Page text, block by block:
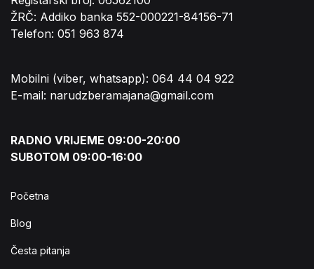
ŽRČ: Addiko banka 552-000221-84156-71
Telefon: 051 963 874
Mobilni (viber, whatsapp): 064 44 04 922
E-mail: narudzberamajana@gmail.com
RADNO VRIJEME 09:00-20:00
SUBOTOM 09:00-16:00
Početna
Blog
Česta pitanja